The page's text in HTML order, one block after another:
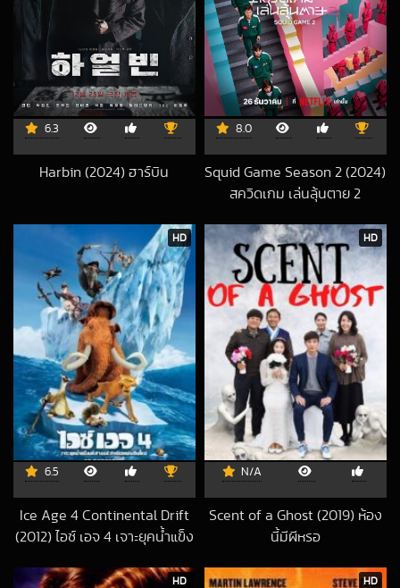
6.3
Harbin (2024) ฮาร์บิน
8.0
Squid Game Season 2 (2024)
สควิดเกม เล่นลุ้นตาย 2
HD
6.5
Ice Age 4 Continental Drift
(2012) ไอซ์ เอจ 4 เจาะยุคน้ำแข็ง
2016-07-12 UTC
HD
N/A
Scent of a Ghost (2019) ห้อง
นี้มีผีหรอ
HD HD